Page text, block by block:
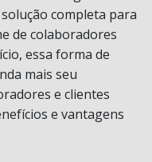
completa para
de colaboradores
essa forma de
mais seu
e clientes
e vantagens